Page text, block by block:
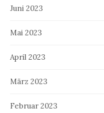
Juni 2023
Mai 2023
April 2023
März 2023
Februar 2023